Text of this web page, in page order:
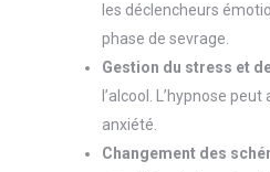
les déclencheurs
phase de sevrage.
Gestion du stress et
l’alcool. L’hypnose
anxiété.
Changement des